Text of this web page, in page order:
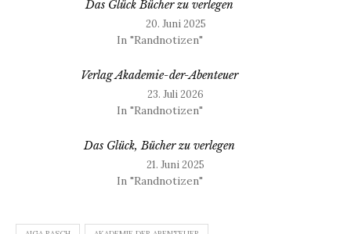
Das Glück Bücher zu verlegen
20. Juni 2025
In "Randnotizen"
Verlag Akademie-der-Abenteuer
23. Juli 2026
In "Randnotizen"
Das Glück, Bücher zu verlegen
21. Juni 2025
In "Randnotizen"